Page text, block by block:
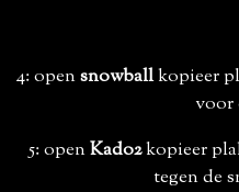
4: opensnowballkopieer
voor
5: openKado2kopieer
tegen de